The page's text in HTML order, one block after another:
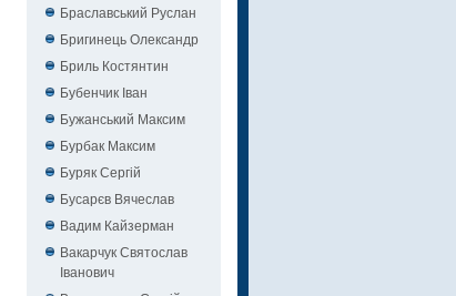
Браславський Руслан
Бригинець Олександр
Бриль Костянтин
Бубенчик Іван
Бужанський Максим
Бурбак Максим
Буряк Сергій
Бусарєв Вячеслав
Вадим Кайзерман
Вакарчук Святослав
Іванович